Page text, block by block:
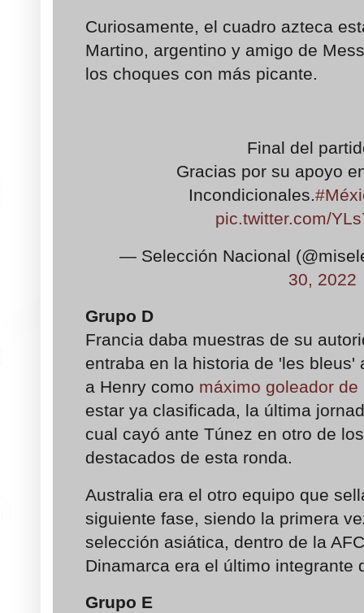
Curiosamente, el cuadro azteca
Martino, argentino y amigo de
los choques con más picante.
Final del
Gracias por su apoyo
Incondicionales.
pic.twitter.com/
— Selección Nacional
30, 2022
Grupo D
Francia daba muestras de su
entraba en la historia de 'les bleus'
a Henry como máximo goleador
estar ya clasificada, la última
cual cayó ante Túnez en otro de
destacados de esta ronda.
Australia era el otro equipo que
siguiente fase, siendo la primera
selección asiática, dentro de la
Dinamarca era el último integrante
Grupo E